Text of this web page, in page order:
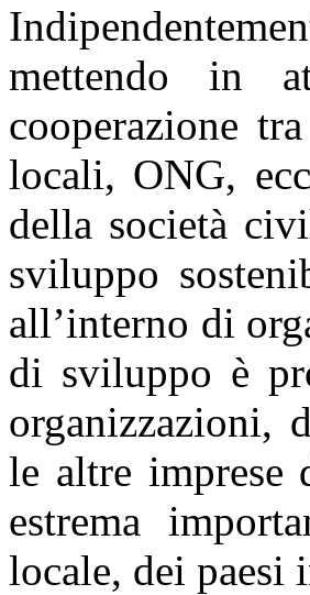
mettendo in
cooperazione
locali, ONG,
della società
sviluppo
all’interno di
di sviluppo è
organizzazioni,
le altre imprese
estrema
locale, dei